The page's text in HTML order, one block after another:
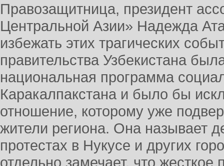
Правозащитница, президент
Центральной Азии» Надежда
избежать этих трагических
правительства Узбекистана
национальная программа
Каракалпакстана и было бы
отношение, которому уже
жители региона. Она называет
протестах в Нукусе и других
отдельно замечает, что жесткое